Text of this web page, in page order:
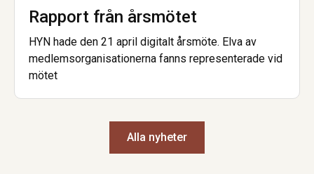
Rapport från årsmötet
HYN hade den 21 april digitalt årsmöte. Elva av
medlemsorganisationerna fanns representerade vid
mötet
Alla nyheter